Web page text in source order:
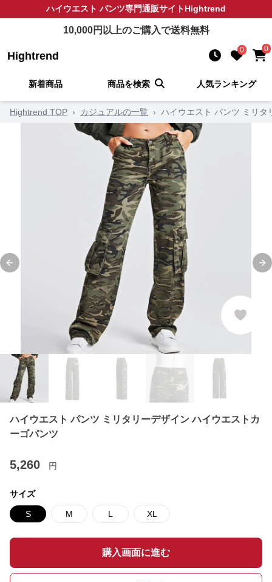
ハイウエスト パンツ専門通販サイトHightrend
10,000円以上のご購入で送料無料
Hightrend 0 0
新着商品 商品を検索 人気ランキング
Hightrend TOP › カジュアルの一覧 › ハイウエスト パンツ ミリタ
Previous slide
ハイウエスト パンツ ミリタリーデザイン ハイウエストカ
ーゴパンツ
5,260 円
サイズ
S M L XL
購入画面に進む